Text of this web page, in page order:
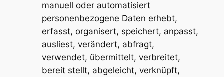
manuell oder automatisiert
personenbezogene Daten erhebt,
erfasst, organisert, speichert, anpasst,
ausliest, verändert, abfragt,
verwendet, übermittelt, verbreitet,
bereit stellt, abgeleicht, verknüpft,